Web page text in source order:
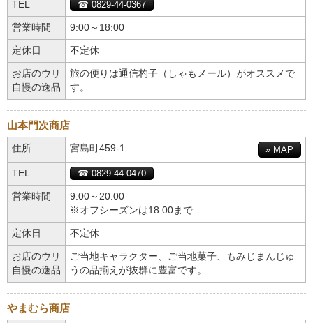
TEL ☎ 0829-44-0367
営業時間 9:00～18:00
定休日 不定休
お店のウリ
自慢の逸品
旅の便りは通信杓子（しゃもメール）がオススメで
す。
山本門次商店
住所 » MAP
宮島町459-1
TEL ☎ 0829-44-0470
営業時間
9:00～20:00
※オフシーズンは18:00まで
定休日 不定休
お店のウリ
自慢の逸品
ご当地キャラクター、ご当地菓子、もみじまんじゅ
うの品揃えが抜群に豊富です。
やまむら商店